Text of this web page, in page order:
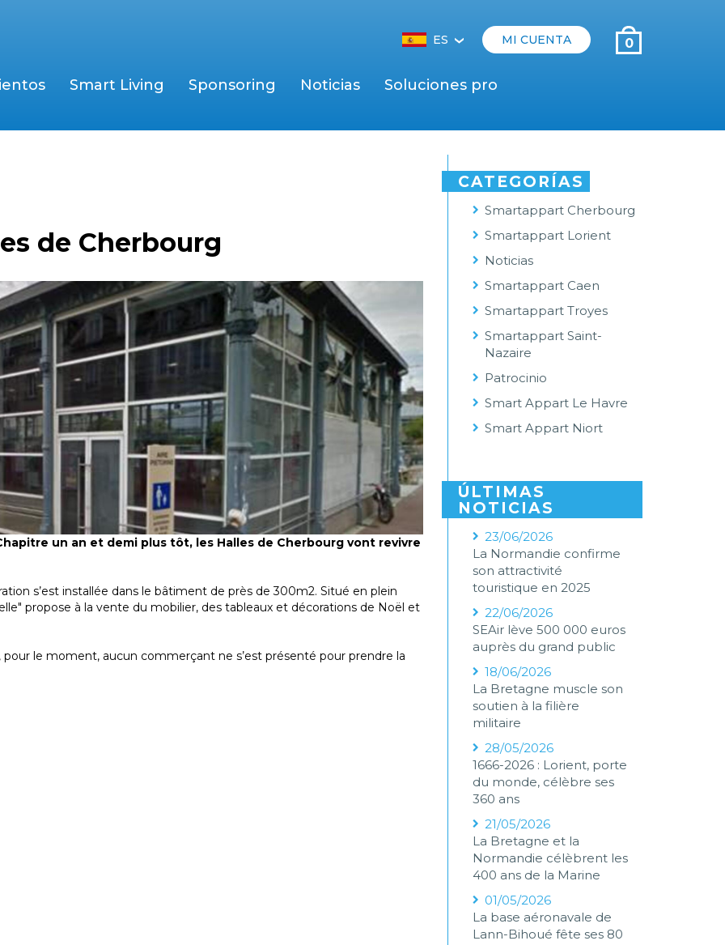
ES‹ MI CUENTA 0
Smart Living Sponsoring Noticias Soluciones pro
de Cherbourg
un an et demi plus tôt, les Halles de Cherbourg vont revivre
s’est installée dans le bâtiment de près de 300m2. Situé en plein
propose à la vente du mobilier, des tableaux et décorations de Noël et
le moment, aucun commerçant ne s’est présenté pour prendre la
CATEGORÍAS
Smartappart Cherbourg
Smartappart Lorient
Noticias
Smartappart Caen
Smartappart Troyes
Smartappart Saint-
Nazaire
Patrocinio
Smart Appart Le Havre
Smart Appart Niort
ÚLTIMAS
NOTICIAS
23/06/2026
La Normandie confirme
son attractivité
touristique en 2025
22/06/2026
SEAir lève 500 000 euros
auprès du grand public
18/06/2026
La Bretagne muscle son
soutien à la filière
militaire
28/05/2026
1666-2026 : Lorient, porte
du monde, célèbre ses
360 ans
21/05/2026
La Bretagne et la
Normandie célèbrent les
400 ans de la Marine
01/05/2026
La base aéronavale de
Lann-Bihoué fête ses 80